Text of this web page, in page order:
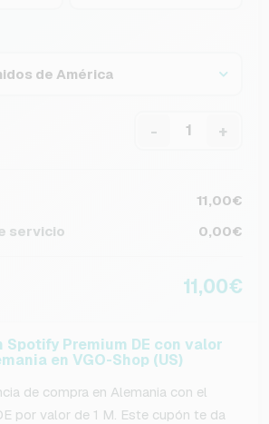
de América
- +
11,00€
servicio
0,00€
11,00€
Spotify Premium DE con valor
en VGO-Shop (US)
de compra en Alemania con el
por valor de 1 M. Este cupón te da